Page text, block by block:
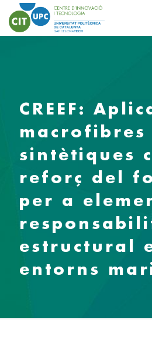
CREEF:
macrofibres
sintètiques
reforç del
per a
estructural
entorns